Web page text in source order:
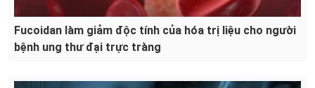
Fucoidan làm giảm độc tính của hóa trị liệu cho người
bệnh ung thư đại trực tràng